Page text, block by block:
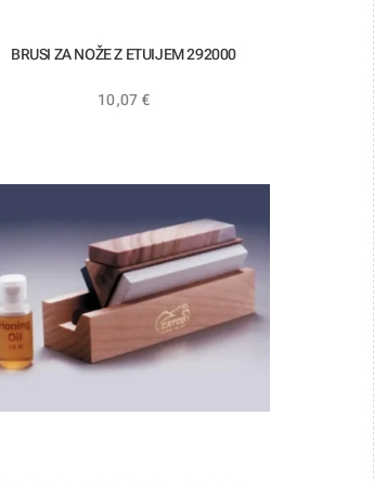
BRUSI ZA NOŽE Z ETUIJEM 292000
10,07 €